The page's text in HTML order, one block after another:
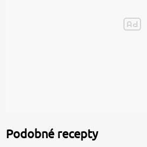
Podobné recepty